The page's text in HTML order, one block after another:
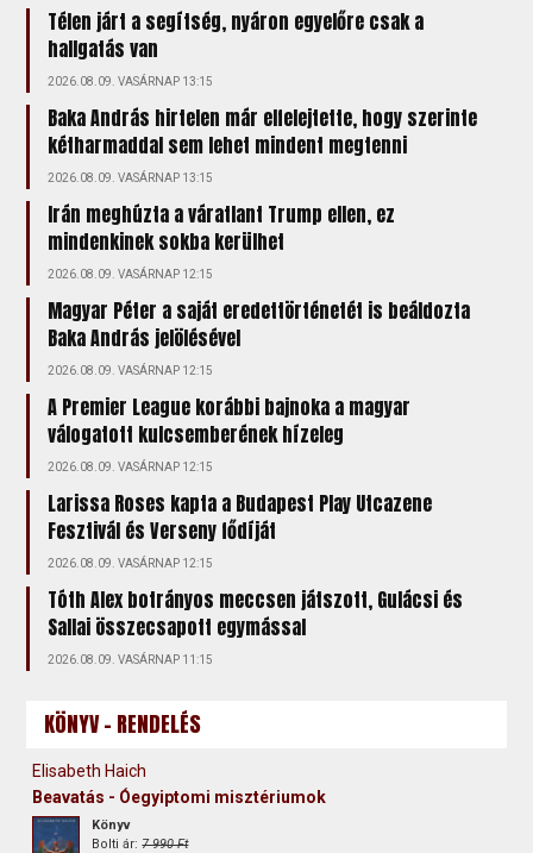
Télen járt a segítség, nyáron egyelőre csak a
hallgatás van
2026.08.09. VASÁRNAP 13:15
Baka András hirtelen már elfelejtette, hogy szerinte
kétharmaddal sem lehet mindent megtenni
2026.08.09. VASÁRNAP 13:15
Irán meghúzta a váratlant Trump ellen, ez
mindenkinek sokba kerülhet
2026.08.09. VASÁRNAP 12:15
Magyar Péter a saját eredettörténetét is beáldozta
Baka András jelölésével
2026.08.09. VASÁRNAP 12:15
A Premier League korábbi bajnoka a magyar
válogatott kulcsemberének hízeleg
2026.08.09. VASÁRNAP 12:15
Larissa Roses kapta a Budapest Play Utcazene
Fesztivál és Verseny fődíját
2026.08.09. VASÁRNAP 12:15
Tóth Alex botrányos meccsen játszott, Gulácsi és
Sallai összecsapott egymással
2026.08.09. VASÁRNAP 11:15
KÖNYV - RENDELÉS
Elisabeth Haich
Beavatás - Óegyiptomi misztériumok
Könyv
Bolti ár:7 990 Ft